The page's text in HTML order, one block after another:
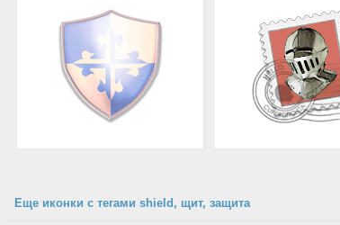
Еще иконки с тегами shield, щит, защита